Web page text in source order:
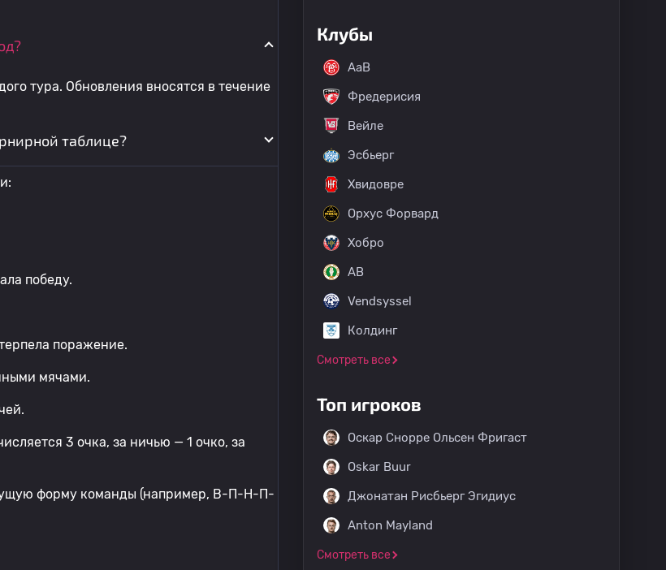
тура. Обновления вносятся в течение
таблице?
победу.
поражение.
мячами.
3 очка, за ничью — 1 очко, за
форму команды (например, В-П-Н-П-
Клубы
AaB
Фредерисия
Вейле
Эсбьерг
Хвидовре
Орхус Форвард
Хобро
AB
Vendsyssel
Колдинг
Смотреть все
Топ игроков
Оскар Снорре Ольсен Фригаст
Oskar Buur
Джонатан Рисбьерг Эгидиус
Anton Mayland
Смотреть все